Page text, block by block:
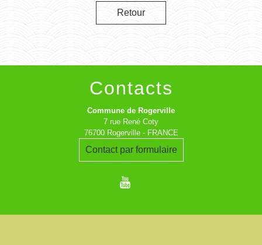
Retour
Contacts
Commune de Rogerville
7 rue René Coty
76700 Rogerville - FRANCE
Contact par formulaire